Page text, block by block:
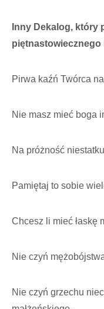
Inny Dekalog, który
piętnastowiecznego
Pirwa kaźń Twórca
Nie masz mieć boga
Na próżność
Pamiętaj to sobie
Chcesz li mieć łaskę
Nie czyń
Nie czyń grzechu